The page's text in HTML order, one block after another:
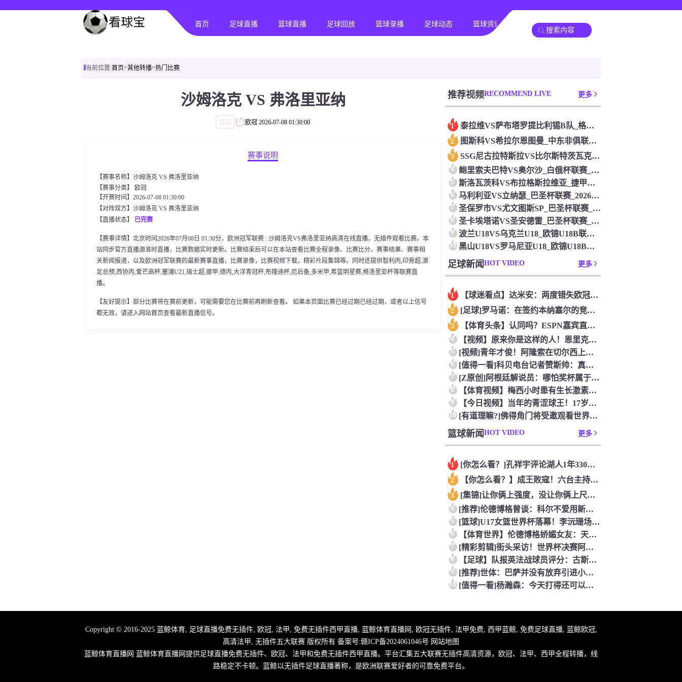
首页 足球直播 篮球直播 足球回放 篮球录播 足球动态 篮球资讯 其他转播
当前位置:首页>其他转播>热门比赛
沙姆洛克 VS 弗洛里亚纳
欧冠 欧冠 2026-07-08 01:30:00
赛事说明
【赛事名称】沙姆洛克 VS 弗洛里亚纳
【赛事分类】
欧冠
【开赛时间】2026-07-08 01:30:00
【对阵双方】沙姆洛克 VS 弗洛里亚纳
【直播状态】 已完赛
【赛事详情】北京时间2026年07月08日 01:30分，欧洲冠军联赛 : 沙姆洛克VS弗洛里亚纳高清在线直播，无插件观看比赛。本
站同步官方直播源准时直播，比赛数据实时更新。比赛结束后可以在本站查看比赛全程录像、比赛比分、赛事结果、赛事相
关新闻报道，以及欧洲冠军联赛的最新赛事直播，比赛录像，比赛视频下载，精彩片段集锦等。同时还提供智利丙,印旁超,澳
足总预,西协丙,爱芒高杯,塞浦U21,瑞士超,挪甲,德丙,大洋青冠杯,布隆迪杯,厄后备,多米甲,希篮明星赛,格洛里亚杯等联赛直
播。
【友好提示】部分比赛将在赛前更新，可能需要您在比赛前再刷新查看。 如果本页面比赛已经过期已经过期，或者以上信号
都无效，请进入网站首页查看最新直播信号。
推荐视频RECOMMEND LIVE 更多
1 泰拉维VS萨布塔罗提比利锡B队_格鲁杯联赛_2026年07月
2 图斯科VS希拉尔恩图曼_中东非俱联赛_2026年07月26日
3 SSG尼古拉特斯拉VS比尔斯特茨瓦克_德戊联赛_2026年0
4 鲍里索夫巴特VS奥尔沙_白俄杯联赛_2026年07月26日
5 斯洛瓦茨科VS布拉格斯拉维亚_捷甲联赛_2026年07月26
6 马利利亚VS立纳瑟_巴圣杯联赛_2026年07月26日
7 圣保罗市VS尤文图斯SP_巴圣杯联赛_2026年07月26日
8 圣卡埃塔诺VS圣安德雷_巴圣杯联赛_2026年07月26日
9 波兰U18VS乌克兰U18_欧锦U18B联赛_2026年07
10 黑山U18VS罗马尼亚U18_欧锦U18B联赛_2026年0
足球新闻 HOT VIDEO 更多
1 【球迷看点】达米安：两度错失欧冠是我在国米最大遗憾，不退役我
2 [足球]罗马诺：在签约本纳塞尔的竞争中，加拉法处于领先地位
3 【体育头条】认同吗？ESPN嘉宾直言：帕雷德斯的行为无法容忍
4 【视频】原来你是这样的人！恩里克以为奥古斯托在给自己拍照，但
5 [视频]青年才俊！阿隆索在切尔西上任后的第七堂训练课！
6 [值得一看]科贝电台记者赞斯帅：真正的绅士，拥抱德拉富恩特+
7 [Z原创]阿根廷解说员：哪怕奖杯属于西班牙，梅西早已唤醒阿根
8 【体育视频】梅西小时患有生长激素缺乏症，当时巴萨总监看了比赛
9 【今日视频】当年的青涩球王！17岁青涩梅西奶音：我们用节奏把
10 [有道理嘛?]佛得角门将受邀观看世界杯决赛，还遇到了传奇门将
篮球新闻 HOT VIDEO 更多
1 [你怎么看？]孔祥宇评论湖人1年330万签约塞布尔，性价比极
2 【你怎么看？】成王败寇！六台主持人：西班牙完全掌控比赛，阿根
3 [集锦]让你俩上强度，没让你俩上尺度……看懵了
4 [推荐]伦德博格曾谈：科尔不爱用新秀！但我很有机会上场，甚至
5 [篮球]U17女篮世界杯落幕！李沅珊场均20.3分荣膺得分王
6 【体育世界】伦德博格娇媚女友：天哪 这个奖杯可以直接放进我们
7 [精彩剪辑]街头采访！世界杯决赛阿根廷vs西班牙，英格兰球迷
8 【足球】队报英法战球员评分：古斯托、科纳特、特奥、杜埃、谢尔
9 [推荐]世体：巴萨并没有放弃引进小蜘蛛，希望在英国集训期间完
10 [值得一看]杨瀚森：今天打得还可以！听到现场的加油声了！感谢
Copyright © 2016-2025 蓝鲸体育, 足球直播免费无插件, 欧冠, 法甲, 免费无插件西甲直播, 蓝鲸体育直播网, 欧冠无插件, 法甲免费, 西甲蓝鲸, 免费足球直播, 蓝鲸欧冠,
高清法甲, 无插件五大联赛 版权所有 备案号:赣ICP备2024061046号 网站地图
蓝鲸体育直播网 蓝鲸体育直播网提供足球直播免费无插件、欧冠、法甲和免费无插件西甲直播。平台汇集五大联赛无插件高清资源，欧冠、法甲、西甲全程转播，线
路稳定不卡顿。蓝鲸以无插件足球直播著称，是欧洲联赛爱好者的可靠免费平台。